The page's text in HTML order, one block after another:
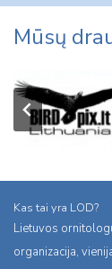
Mūsų
Kas tai yra LOD?
Lietuvos
organizacija,